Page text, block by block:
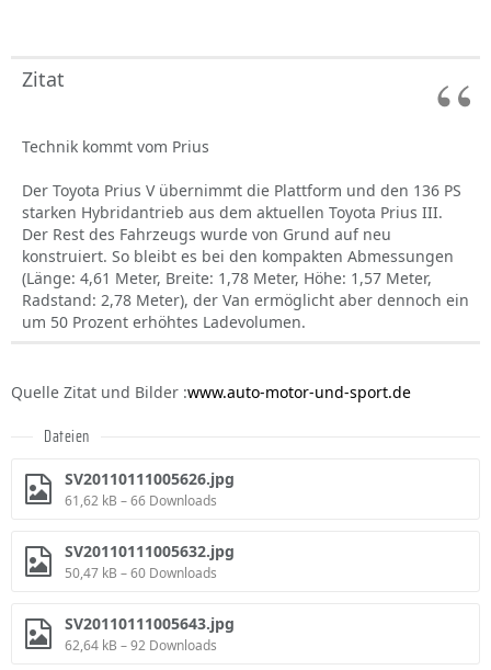
Zitat
Technik kommt vom Prius
Der Toyota Prius V übernimmt die Plattform und den 136 PS
starken Hybridantrieb aus dem aktuellen Toyota Prius III.
Der Rest des Fahrzeugs wurde von Grund auf neu
konstruiert. So bleibt es bei den kompakten Abmessungen
(Länge: 4,61 Meter, Breite: 1,78 Meter, Höhe: 1,57 Meter,
Radstand: 2,78 Meter), der Van ermöglicht aber dennoch ein
um 50 Prozent erhöhtes Ladevolumen.
Quelle Zitat und Bilder :www.auto-motor-und-sport.de
Dateien
SV20110111005626.jpg
61,62 kB – 66 Downloads
SV20110111005632.jpg
50,47 kB – 60 Downloads
SV20110111005643.jpg
62,64 kB – 92 Downloads